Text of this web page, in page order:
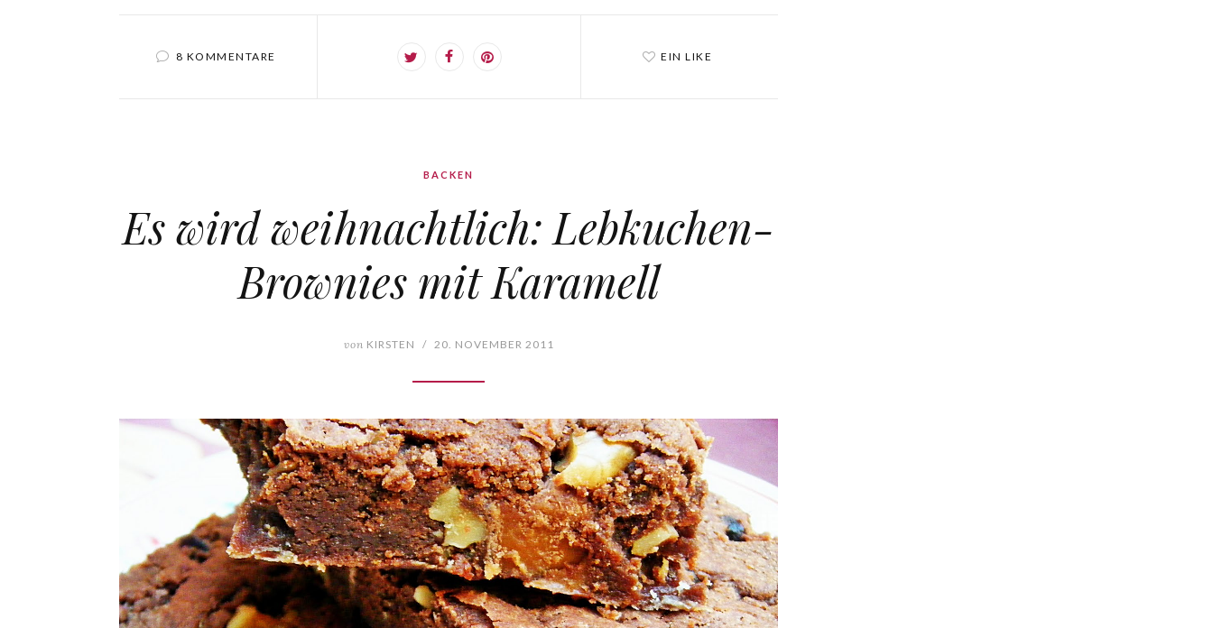
8 KOMMENTARE EIN LIKE
BACKEN
Es wird weihnachtlich: Lebkuchen-
Brownies mit Karamell
von KIRSTEN / 20. NOVEMBER 2011